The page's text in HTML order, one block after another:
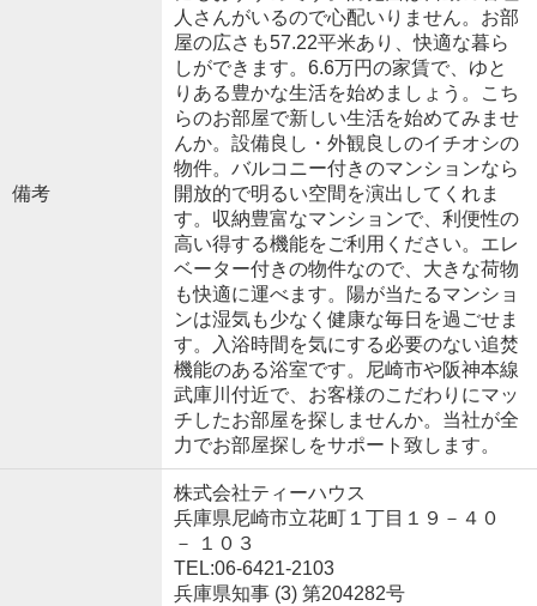
備考
人さんがいるので心配いりません。お部
屋の広さも57.22平米あり、快適な暮ら
しができます。6.6万円の家賃で、ゆと
りある豊かな生活を始めましょう。こち
らのお部屋で新しい生活を始めてみませ
んか。設備良し・外観良しのイチオシの
物件。バルコニー付きのマンションなら
開放的で明るい空間を演出してくれま
す。収納豊富なマンションで、利便性の
高い得する機能をご利用ください。エレ
ベーター付きの物件なので、大きな荷物
も快適に運べます。陽が当たるマンショ
ンは湿気も少なく健康な毎日を過ごせま
す。入浴時間を気にする必要のない追焚
機能のある浴室です。尼崎市や阪神本線
武庫川付近で、お客様のこだわりにマッ
チしたお部屋を探しませんか。当社が全
力でお部屋探しをサポート致します。
株式会社ティーハウス
兵庫県尼崎市立花町１丁目１９－４０
－ １０３
TEL:06-6421-2103
兵庫県知事 (3) 第204282号